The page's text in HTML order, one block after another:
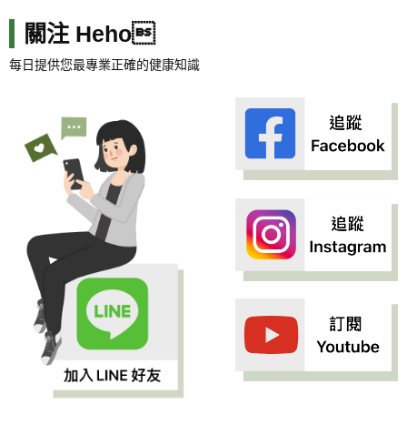
關注 Heho
每日提供您最專業正確的健康知識